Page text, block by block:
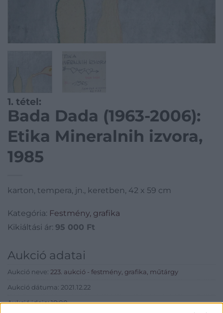
1. tétel:
Bada Dada (1963-2006):
Etika Mineralnih izvora,
1985
karton, tempera, jn., keretben, 42 x 59 cm
Kategória: Festmény, grafika
Kikiáltási ár: 95 000 Ft
Aukció adatai
Aukció neve: 223. aukció - festmény, grafika, műtárgy
Aukció dátuma: 2021.12.22
Aukció ideje: 18:00